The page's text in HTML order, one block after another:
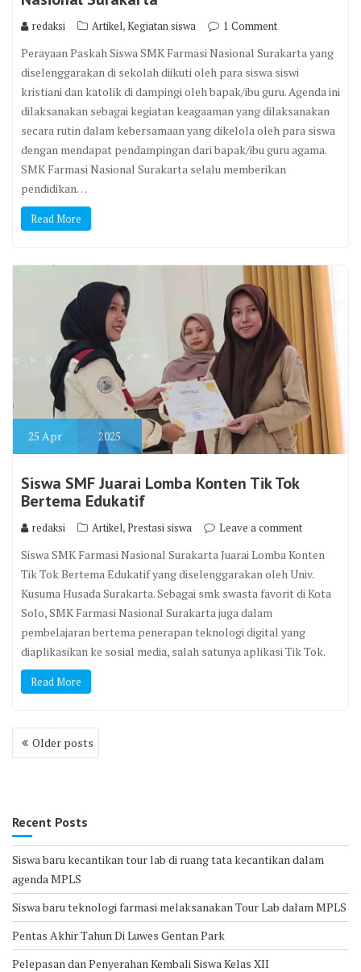
redaksi Artikel,Kegiatan siswa 1 Comment
Perayaan Paskah Siswa SMK Farmasi Nasional Surakarta yang
diselenggarakan di sekolah diikuti oleh para siswa siswi
kristiani dan katolik di dampingi oleh bapak/ibu guru. Agenda ini
dilaksanakan sebagai kegiatan keagaaman yang dilaksanakan
secara rutin dalam kebersamaan yang dikelola oleh para siswa
dengan mendapat pendampingan dari bapak/ibu guru agama.
SMK Farmasi Nasional Surakarta selalu memberikan
pendidikan…
Read More
25 Apr 2025
Siswa SMF Juarai Lomba Konten Tik Tok
Bertema Edukatif
redaksi Artikel,Prestasi siswa Leave a comment
Siswa SMK Farmasi Nasional Surakarta Juarai Lomba Konten
Tik Tok Bertema Edukatif yang diselenggarakan oleh Univ.
Kusuma Husada Surakarta. Sebagai smk swasta favorit di Kota
Solo, SMK Farmasi Nasional Surakarta juga dalam
pembelajaran bertema penerapan teknologi digital yang
diaplikasikan ke sosial media, salah satunya aplikasi Tik Tok.
Read More
Posts
navigation
Older posts
Recent Posts
Siswa baru kecantikan tour lab di ruang tata kecantikan dalam
agenda MPLS
Siswa baru teknologi farmasi melaksanakan Tour Lab dalam MPLS
Pentas Akhir Tahun Di Luwes Gentan Park
Pelepasan dan Penyerahan Kembali Siswa Kelas XII